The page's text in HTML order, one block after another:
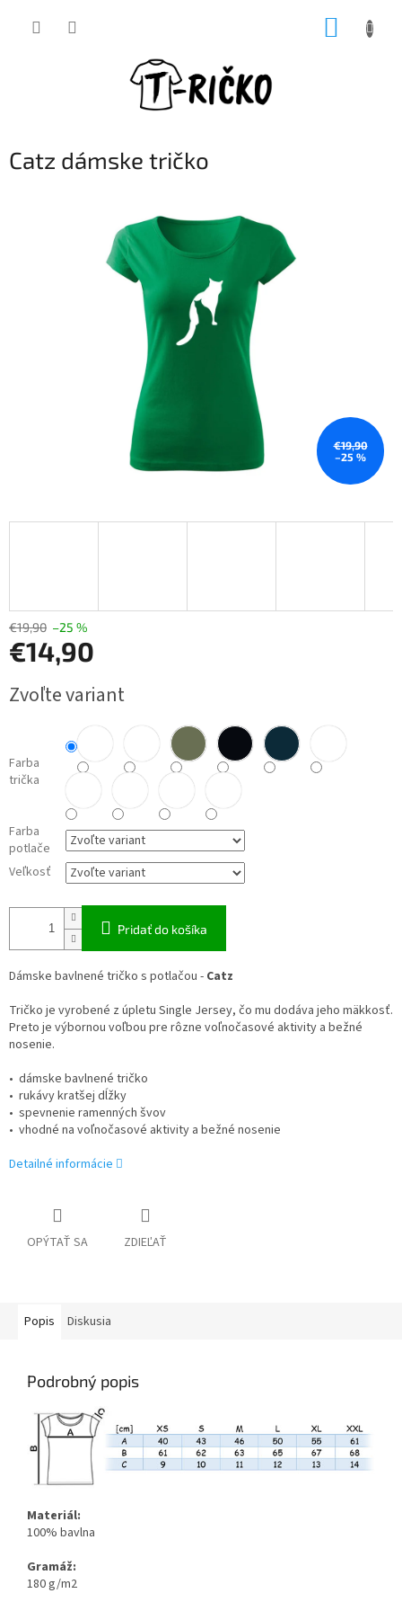
Catz dámske tričko
€19,90
–25 %
€19,90 –25 %
€14,90
cena:
Zvoľte variant
Farba
trička
Farba
potlače
Veľkosť
Pridať do košíka
Dámske bavlnené tričko s potlačou - Catz
Tričko je vyrobené z úpletu Single Jersey, čo mu dodáva jeho mäkkosť.
Preto je výbornou voľbou pre rôzne voľnočasové aktivity a bežné
nosenie.
• dámske bavlnené tričko
• rukávy kratšej dĺžky
• spevnenie ramenných švov
• vhodné na voľnočasové aktivity a bežné nosenie
Detailné informácie
OPÝTAŤ SA ZDIEĽAŤ
Popis Diskusia
Podrobný popis
Materiál:
100% bavlna
Gramáž:
180 g/m2